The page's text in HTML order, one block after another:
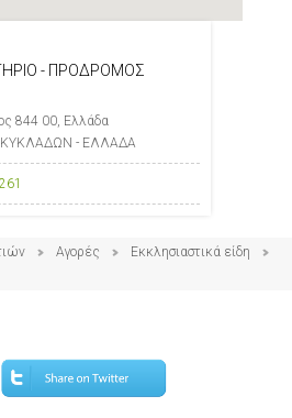
- ΠΡΟΔΡΟΜΟΣ
844 00, Ελλάδα
- ΕΛΛΑΔΑ
Αγορές
Εκκλησιαστικά είδη